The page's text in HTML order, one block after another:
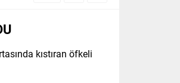
kıstıran öfkeli